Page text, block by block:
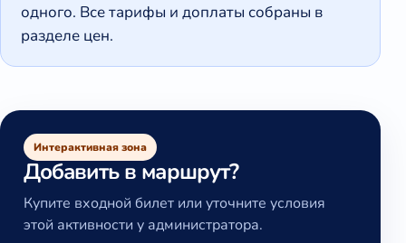
одного. Все тарифы и доплаты собраны в
разделе цен.
Интерактивная зона
Добавить в маршрут?
Купите входной билет или уточните условия
этой активности у администратора.